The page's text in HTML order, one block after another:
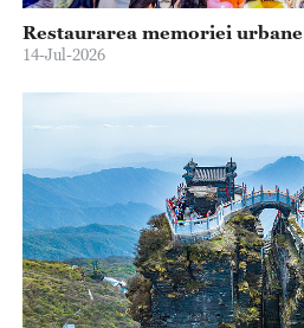
Restaurarea memoriei urbane
14-Jul-2026